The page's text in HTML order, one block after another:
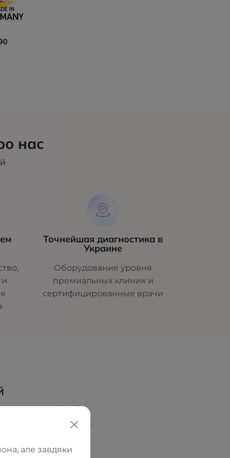
нас
Точнейшая диагностика в
Украине
Оборудование уровня
премиальных клиник и
сертифицированные врачи
и идейный
салонов ORTOS.
образование,
а как место, где
але завдяки